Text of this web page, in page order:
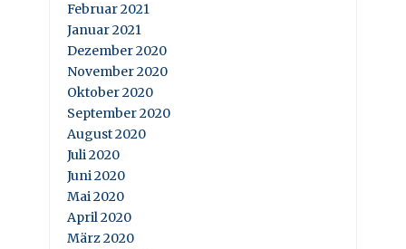
Februar 2021
Januar 2021
Dezember 2020
November 2020
Oktober 2020
September 2020
August 2020
Juli 2020
Juni 2020
Mai 2020
April 2020
März 2020